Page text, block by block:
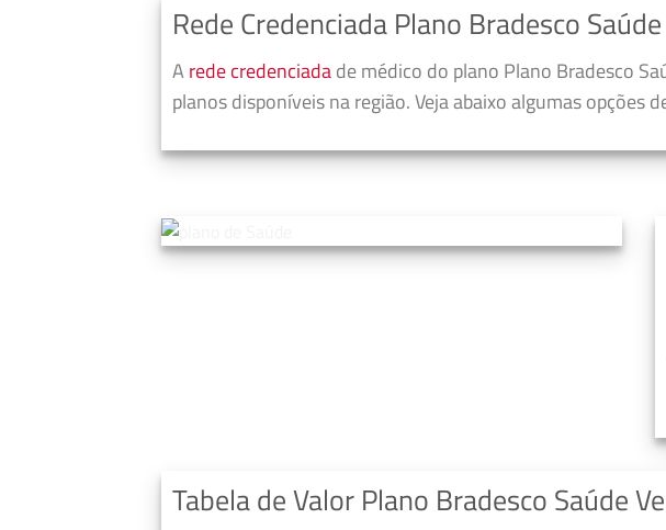
Rede Credenciada Plano Bradesco
A rede credenciadade médico do plano Plano Bradesco
planos disponíveis na região. Veja abaixo algumas opções
Tabela de Valor Plano Bradesco Saúde